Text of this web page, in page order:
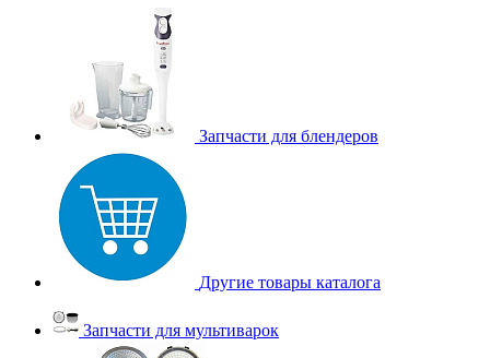
Запчасти для блендеров
Другие товары каталога
Запчасти для мультиварок